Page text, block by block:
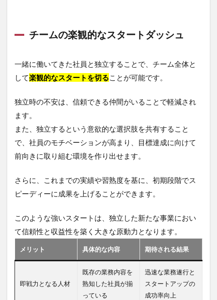
チームの楽観的なスタートダッシュ
一緒に働いてきた社員と独立することで、チーム全体と
して楽観的なスタートを切ることが可能です。
独立時の不安は、信頼できる仲間がいることで軽減され
ます。
また、独立するという意欲的な選択肢を共有すること
で、社員のモチベーションが高まり、目標達成に向けて
前向きに取り組む環境を作り出せます。
さらに、これまでの実績や習熟度を基に、初期段階でス
ピーディーに成果を上げることができます。
このような強いスタートは、独立した新たな事業におい
て信頼性と収益性を築く大きな原動力となります。
メリット 具体的な内容 期待される結果
即戦力となる人材
既存の業務内容を
熟知した社員が揃
っている
迅速な業務遂行と
スタートアップの
成功率向上